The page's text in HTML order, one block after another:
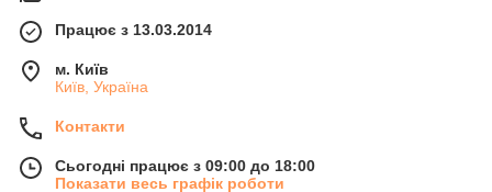
Працює з 13.03.2014
м. Київ
Київ, Україна
Контакти
Сьогодні працює з 09:00 до 18:00
Показати весь графік роботи